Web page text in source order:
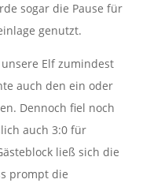
sogar die Pause für
genutzt.
Elf zumindest
auch den ein oder
Dennoch fiel noch
auch 3:0 für
ließ sich die
prompt die